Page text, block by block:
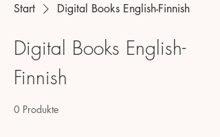
Start Digital Books English-Finnish
Digital Books English-
Finnish
0 Produkte